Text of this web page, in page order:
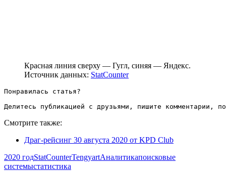
Красная линия сверху — Гугл, синяя — Яндекс.
Источник данных: StatCounter
Понравилась статья?
Делитесь публикацией с друзьями, пишите комментарии,
Смотрите также:
Драг-рейсинг 30 августа 2020 от KPD Club
2020 годStatCounterTengyartАналитикапоисковые
системыстатистика